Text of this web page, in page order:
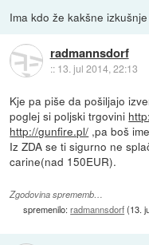
Ima kdo že kakšne
radmannsdorf
:: 13. jul 2014, 22:13
Kje pa piše da pošiljajo
poglej si poljski trgovini
http://gunfire.pl/ ,pa boš
Iz ZDA se ti sigurno ne
carine(nad 150EUR).
Zgodovina sprememb…
spremenilo:radmannsdorf(13.